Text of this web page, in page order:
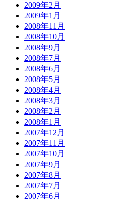
2009年2月
2009年1月
2008年11月
2008年10月
2008年9月
2008年7月
2008年6月
2008年5月
2008年4月
2008年3月
2008年2月
2008年1月
2007年12月
2007年11月
2007年10月
2007年9月
2007年8月
2007年7月
2007年6月